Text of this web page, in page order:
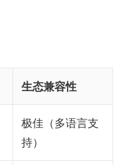
生态兼容性
极佳（多语言支
持）